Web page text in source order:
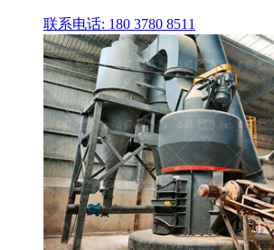
联系电话: 180 3780 8511